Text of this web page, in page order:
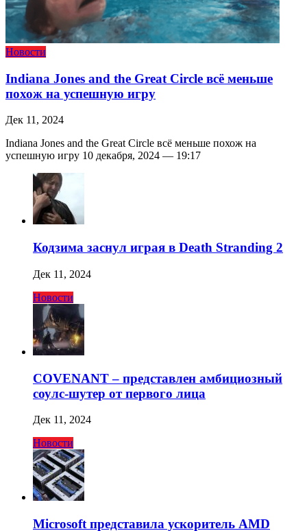
Новости
Indiana Jones and the Great Circle всё меньше
похож на успешную игру
Дек 11, 2024
Indiana Jones and the Great Circle всё меньше похож на
успешную игру 10 декабря, 2024 — 19:17
Кодзима заснул играя в Death Stranding 2
Дек 11, 2024
Новости
COVENANT – представлен амбициозный
соулс-шутер от первого лица
Дек 11, 2024
Новости
Microsoft представила ускоритель AMD